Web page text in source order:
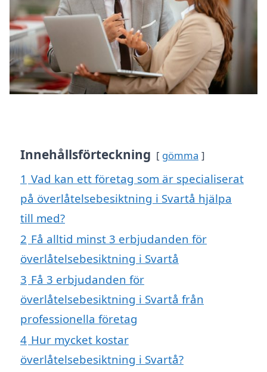
Innehållsförteckning gömma
1 Vad kan ett företag som är specialiserat
på överlåtelsebesiktning i Svartå hjälpa
till med?
2 Få alltid minst 3 erbjudanden för
överlåtelsebesiktning i Svartå
3 Få 3 erbjudanden för
överlåtelsebesiktning i Svartå från
professionella företag
4 Hur mycket kostar
överlåtelsebesiktning i Svartå?